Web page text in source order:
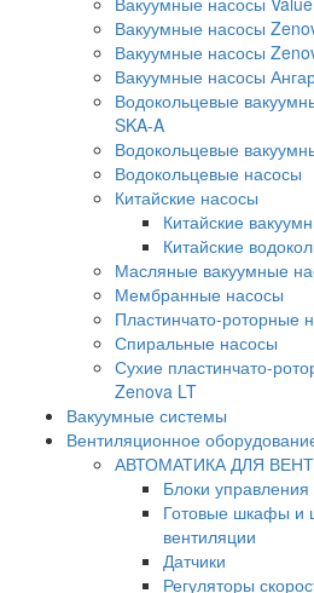
Вакуумные насосы
Вакуумные насосы
Вакуумные насосы
Водокольцевые
SKA-A
Водокольцевые
Водокольцевые насосы
Китайские насосы
Китайские
Китайские
Масляные вакуумные
Мембранные насосы
Пластинчато-роторные
Спиральные насосы
Сухие пластинчато-
Zenova LT
Вакуумные системы
Вентиляционное
АВТОМАТИКА ДЛЯ
Блоки
Готовые шкафы и
вентиляции
Датчики
Регуляторы